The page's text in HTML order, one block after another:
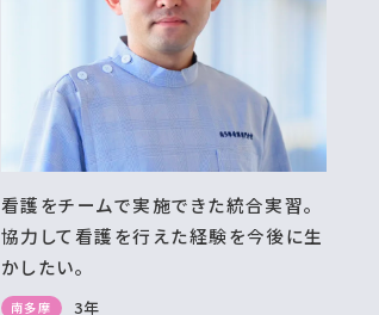
看護をチームで実施できた統合実習。
協力して看護を行えた経験を今後に生
かしたい。
南多摩
3年